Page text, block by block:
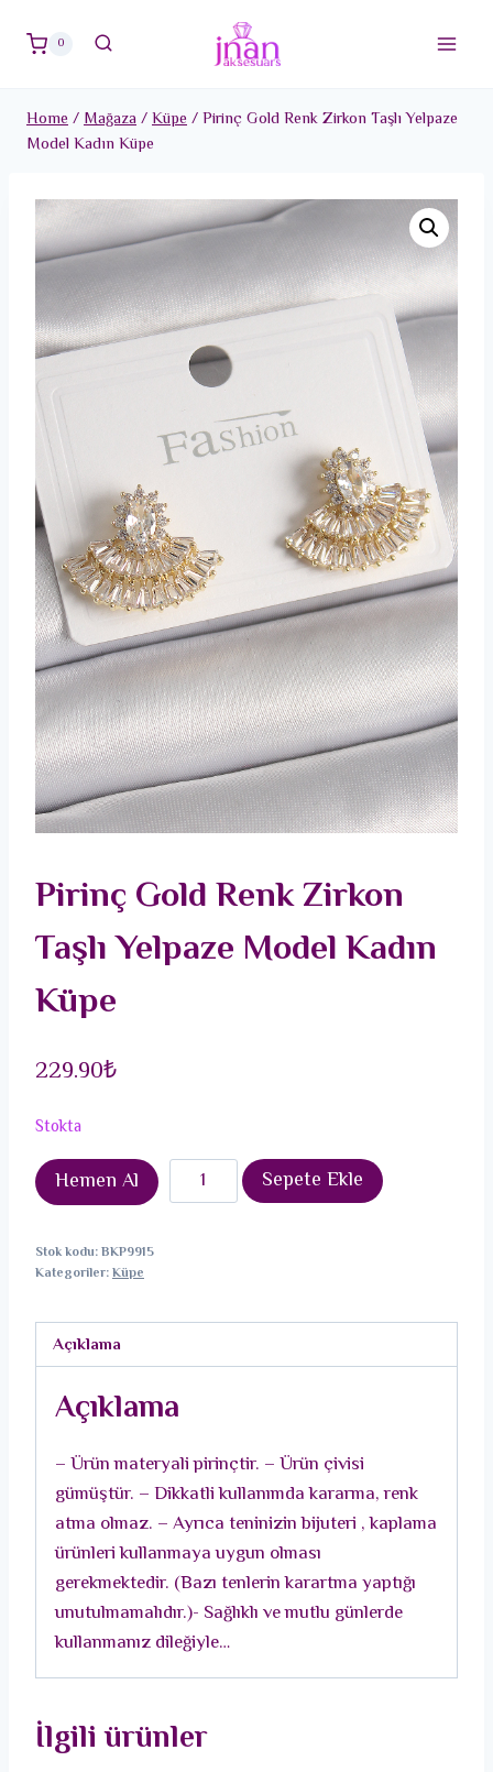
0
Home/Mağaza/Küpe/Pirinç Gold Renk Zirkon Taşlı Yelpaze
Model Kadın Küpe
Pirinç Gold Renk Zirkon
Taşlı Yelpaze Model Kadın
Küpe
229.90₺
Stokta
Hemen Al
Pirinç
Gold
Yelpaze
Küpe
Sepete Ekle
Stok kodu:BKP9915
Kategoriler:Küpe
Açıklama
Açıklama
– Ürün materyali pirinçtir. – Ürün çivisi
gümüştür. – Dikkatli kullanımda kararma, renk
atma olmaz. – Ayrıca teninizin bijuteri , kaplama
ürünleri kullanmaya uygun olması
gerekmektedir. (Bazı tenlerin karartma yaptığı
unutulmamalıdır.)- Sağlıklı ve mutlu günlerde
kullanmanız dileğiyle…
İlgili ürünler